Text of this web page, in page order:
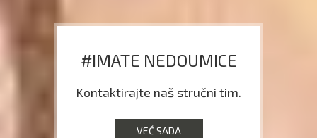
#IMATE NEDOUMICE
Kontaktirajte naš stručni tim.
VEĆ SADA